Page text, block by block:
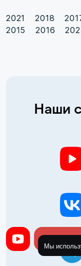
2021 2018
2015
2016
Наши
Мы